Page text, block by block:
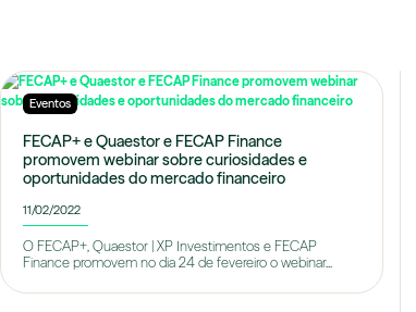
Eventos
FECAP+ e Quaestor e FECAP Finance
promovem webinar sobre curiosidades e
oportunidades do mercado financeiro
11/02/2022
O FECAP+, Quaestor | XP Investimentos e FECAP
Finance promovem no dia 24 de fevereiro o webinar...